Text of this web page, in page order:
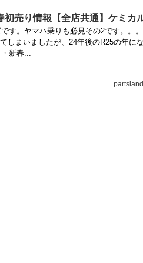
す。ヤマハ乗りも必見その2です。。
しまいましたが、24年後のR25の年に
新春...